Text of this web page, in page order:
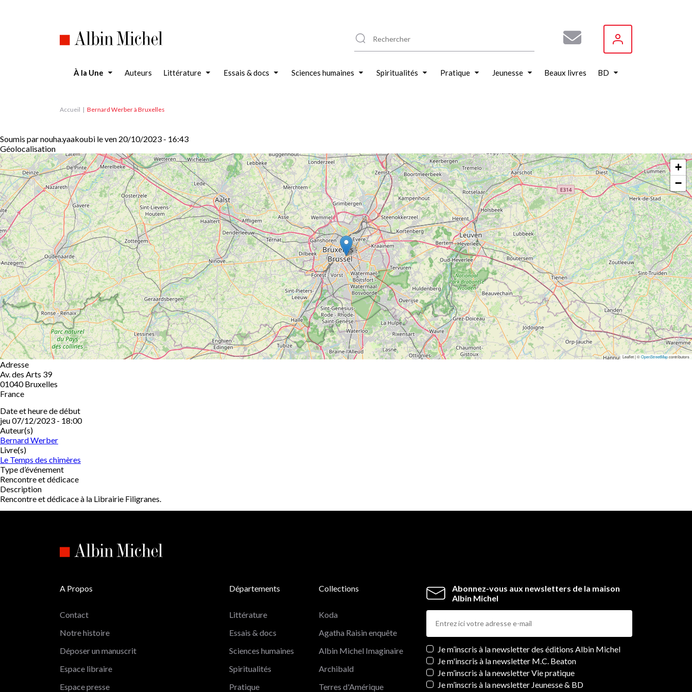
À la Une Auteurs Littérature Essais & docs Sciences humaines Spiritualités Pratique Jeunesse Beaux livres BD
Accueil Bernard Werber à Bruxelles
Soumis parnouha.yaakoubi leven 20/10/2023 - 16:43
Géolocalisation
+
−
Leaflet | ©OpenStreetMapcontributors
Adresse
Av. des Arts 39
01040 Bruxelles
France
Date et heure de début
jeu 07/12/2023 - 18:00
Auteur(s)
Bernard Werber
Livre(s)
Le Temps des chimères
Type d’événement
Rencontre et dédicace
Description
Rencontre et dédicace à la Librairie Filigranes.
Abonnez-vous aux newsletters de la maison
Albin Michel
Newsletters
Je m’inscris à la newsletter des éditions Albin Michel
Je m'inscris à la newsletter M.C. Beaton
Je m’inscris à la newsletter Vie pratique
Je m’inscris à la newsletter Jeunesse & BD
A Propos
Contact
Notre histoire
Déposer un manuscrit
Espace libraire
Espace presse
Départements
Littérature
Essais & docs
Sciences humaines
Spiritualités
Pratique
Collections
Koda
Agatha Raisin enquête
Albin Michel Imaginaire
Archibald
Terres d'Amérique